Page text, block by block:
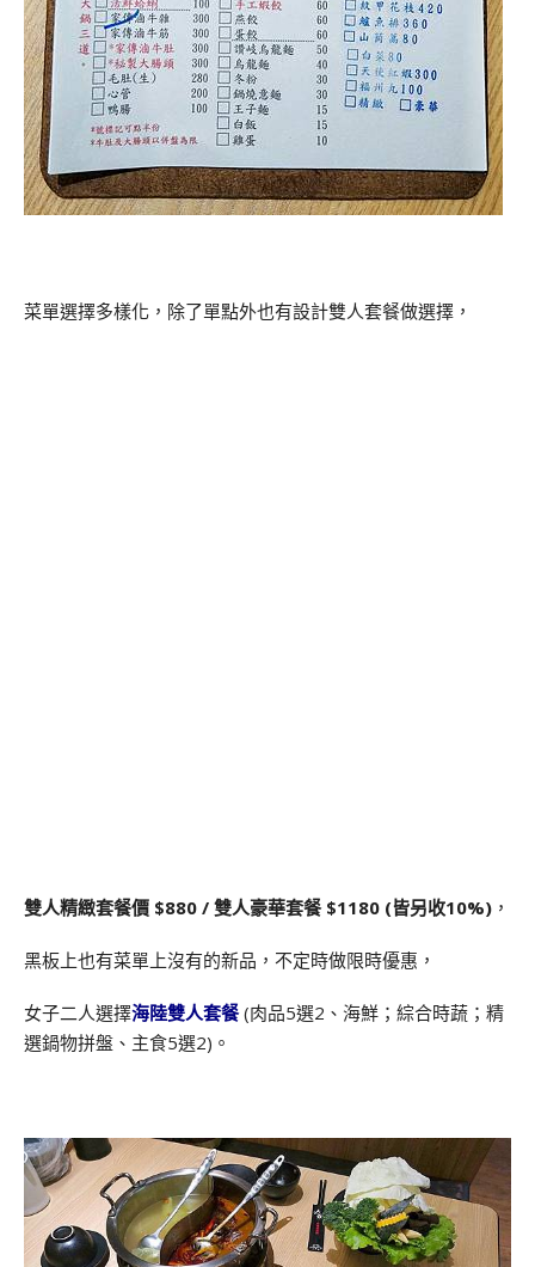
菜單選擇多樣化，除了單點外也有設計雙人套餐做選擇，
雙人精緻套餐價 $880 / 雙人豪華套餐 $1180 (皆另收10%) ，
黑板上也有菜單上沒有的新品，不定時做限時優惠，
女子二人選擇海陸雙人套餐(肉品5選2、海鮮；綜合時蔬；精
選鍋物拼盤、主食5選2)。